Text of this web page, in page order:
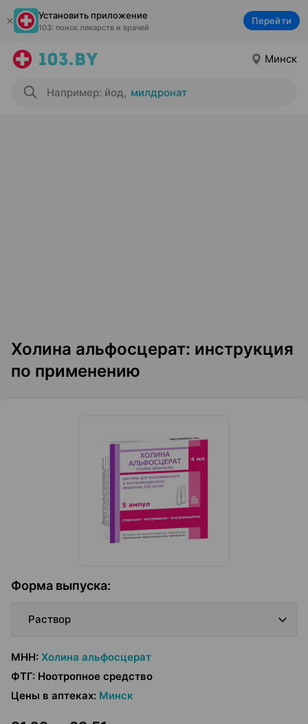
Установить приложение
103: поиск лекарств и врачей
Перейти
Минск
Например: йод, милдронат
Холина альфосцерат: инструкция
по применению
Форма выпуска:
Раствор
МНН: Холина альфосцерат
ФТГ: Ноотропное средство
Цены в аптеках: Минск